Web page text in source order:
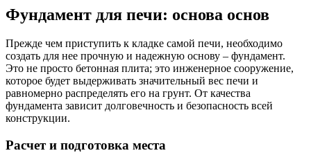
Фундамент для печи: основа основ
Прежде чем приступить к кладке самой печи, необходимо
создать для нее прочную и надежную основу – фундамент.
Это не просто бетонная плита; это инженерное сооружение,
которое будет выдерживать значительный вес печи и
равномерно распределять его на грунт. От качества
фундамента зависит долговечность и безопасность всей
конструкции.
Расчет и подготовка места